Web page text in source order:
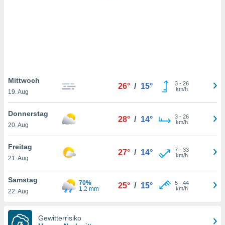
nicht
können
von
auf
Sie
klicken.
und
Mittwoch
19. Aug
26° / 15° 3- 26
km/h
Donnerstag
20. Aug
28° / 14° 3- 26
km/h
Freitag
21. Aug
27° / 14° 7- 33
km/h
Samstag
22. Aug
70%
1.2 mm
25° / 15° 5- 44
km/h
Gewitterrisiko